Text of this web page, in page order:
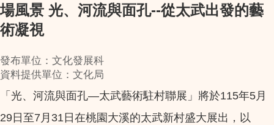
場風景 光、河流與面孔--從太武出發的藝
術凝視
發布單位：文化發展科
資料提供單位：文化局
「光、河流與面孔—太武藝術駐村聯展」將於115年5月
29日至7月31日在桃園大溪的太武新村盛大展出，以